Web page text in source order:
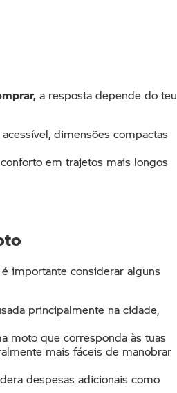
a resposta depende do teu
dimensões compactas
em trajetos mais longos
importante considerar alguns
principalmente na cidade,
moto que corresponda às tuas
mais fáceis de manobrar
despesas adicionais como